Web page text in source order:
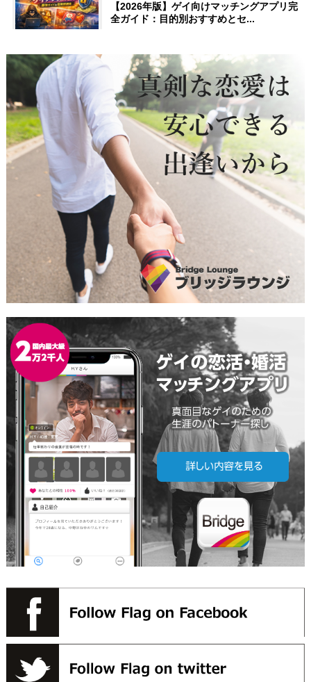
【2026年版】ゲイ向けマッチングアプリ完
全ガイド：目的別おすすめとセ...